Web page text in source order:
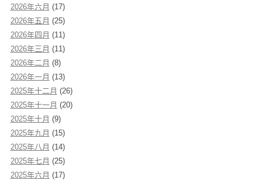
2026年六月 (17)
2026年五月 (25)
2026年四月 (11)
2026年三月 (11)
2026年二月 (8)
2026年一月 (13)
2025年十二月 (26)
2025年十一月 (20)
2025年十月 (9)
2025年九月 (15)
2025年八月 (14)
2025年七月 (25)
2025年六月 (17)